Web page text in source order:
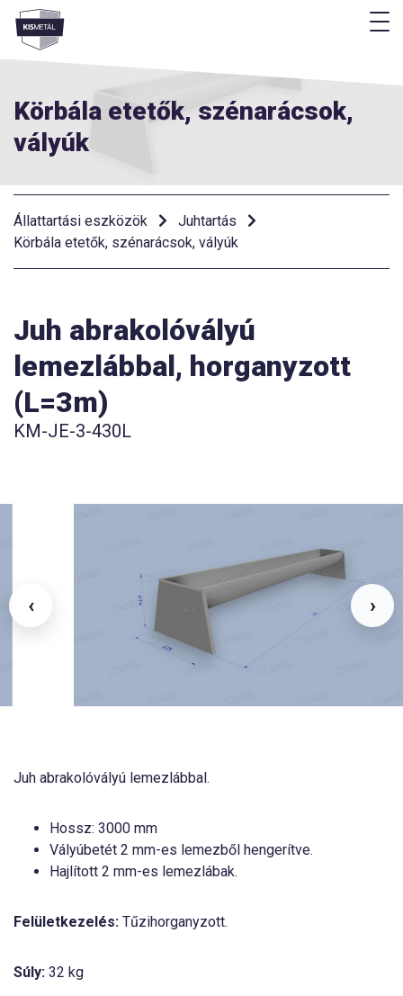
Menü
Körbála etetők, szénarácsok,
vályúk
Állattartási eszközök
Juhtartás
Körbála etetők, szénarácsok, vályúk
Juh abrakolóvályú
lemezlábbal, horganyzott
(L=3m)
KM-JE-3-430L
›
‹
Juh abrakolóvályú lemezlábbal.
Hossz: 3000 mm
Vályúbetét 2 mm-es lemezből hengerítve.
Hajlított 2 mm-es lemezlábak.
Felületkezelés: Tűzihorganyzott.
Súly: 32 kg